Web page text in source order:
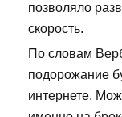
позволяло
скорость.
По словам
подорожание
интернете.